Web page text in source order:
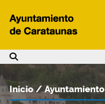
Inicio Ayuntamiento